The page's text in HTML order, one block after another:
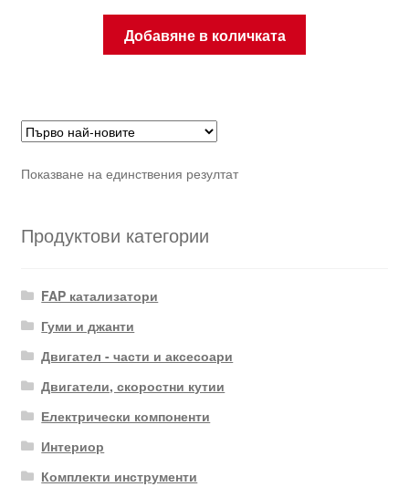
Добавяне в количката
Показване на единствения резултат
Продуктови категории
FAP катализатори
Гуми и джанти
Двигател - части и аксесоари
Двигатели, скоростни кутии
Електрически компоненти
Интериор
Комплекти инструменти